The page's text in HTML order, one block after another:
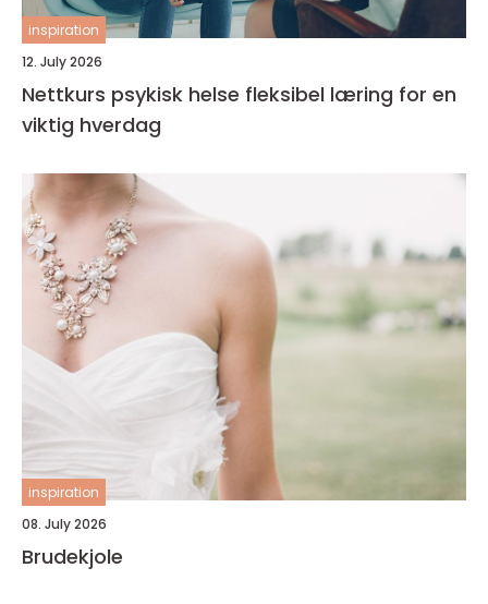
inspiration
12. July 2026
Nettkurs psykisk helse fleksibel læring for en
viktig hverdag
inspiration
08. July 2026
Brudekjole